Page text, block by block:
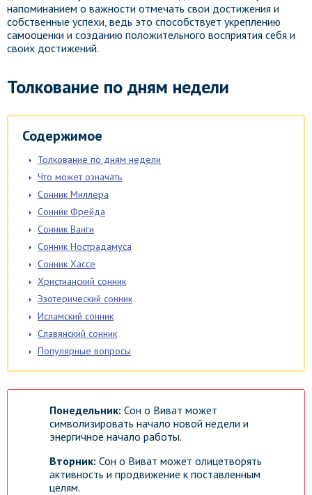
напоминанием о важности отмечать свои достижения и
собственные успехи, ведь это способствует укреплению
самооценки и созданию положительного восприятия себя и
своих достижений.
Толкование по дням недели
Содержимое
Толкование по дням недели
Что может означать
Сонник Миллера
Сонник Фрейда
Сонник Ванги
Сонник Нострадамуса
Сонник Хассе
Христианский сонник
Эзотерический сонник
Исламский сонник
Славянский сонник
Популярные вопросы
Понедельник: Сон о Виват может
символизировать начало новой недели и
энергичное начало работы.
Вторник: Сон о Виват может олицетворять
активность и продвижение к поставленным
целям.